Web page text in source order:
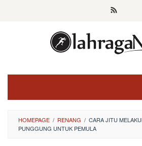
HOMEPAGE / RENANG / CARA JITU
PUNGGUNG UNTUK PEMULA